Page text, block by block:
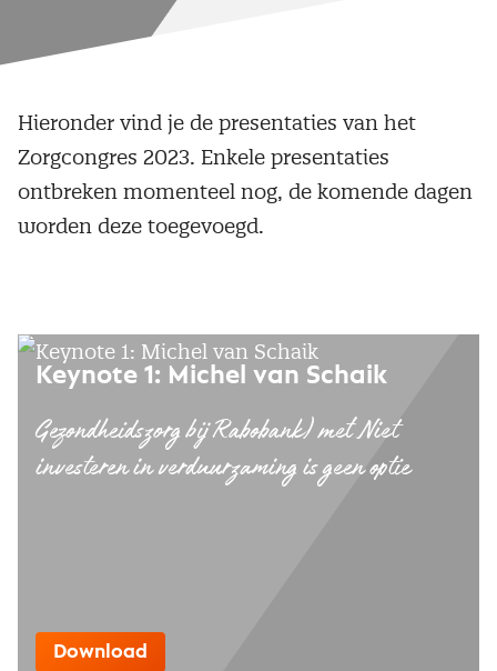
Hieronder vind je de presentaties van het
Zorgcongres 2023. Enkele presentaties
ontbreken momenteel nog, de komende dagen
worden deze toegevoegd.
Keynote 1: Michel van Schaik
Gezondheidszorg bij Rabobank) met Niet
investeren in verduurzaming is geen optie
Download